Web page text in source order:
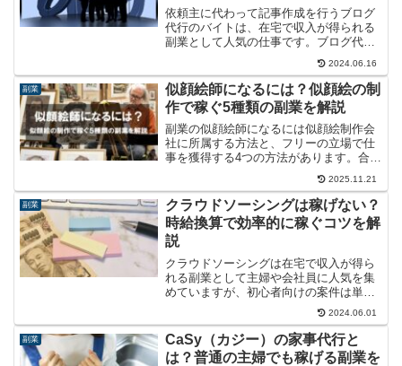
依頼主に代わって記事作成を行うブログ
代行のバイトは、在宅で収入が得られる
副業として人気の仕事です。ブログ代行
を副業にする方法と報酬の相場を経験者
2024.06.16
副業
似顔絵師になるには？似顔絵の制
作で稼ぐ5種類の副業を解説
副業の似顔絵師になるには似顔絵制作会
社に所属する方法と、フリーの立場で仕
事を獲得する4つの方法があります。合計
5種類の方法について、収入の目安と合わ
2025.11.21
副業
クラウドソーシングは稼げない？
時給換算で効率的に稼ぐコツを解
説
クラウドソーシングは在宅で収入が得ら
れる副業として主婦や会社員に人気を集
めていますが、初心者向けの案件は単価
が低く「稼げない」という声も少なくあ
りません。実際のところはどうなのか、
時給換算で効率よく稼ぐコツと合わせて
解説します。
2024.06.01
副業
CaSy（カジー）の家事代行と
は？普通の主婦でも稼げる副業を